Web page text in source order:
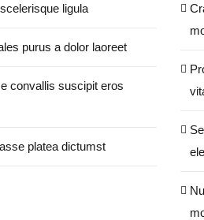
ligula
purus a dolor laoreet
convallis suscipit eros
platea dictumst